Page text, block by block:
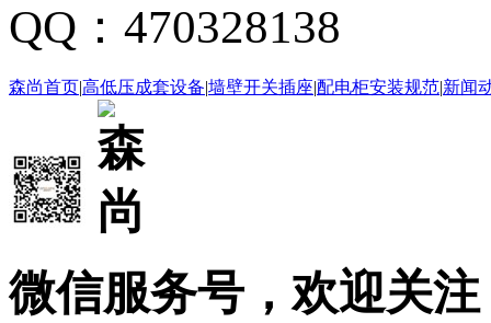
QQ： 470328138
森尚首页|高低压成套设备|墙壁开关插座|配电柜安装规范|新闻
微信服务号，欢迎关注